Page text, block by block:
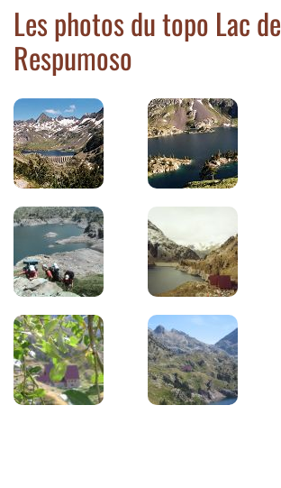
Les photos du topo Lac de
Respumoso